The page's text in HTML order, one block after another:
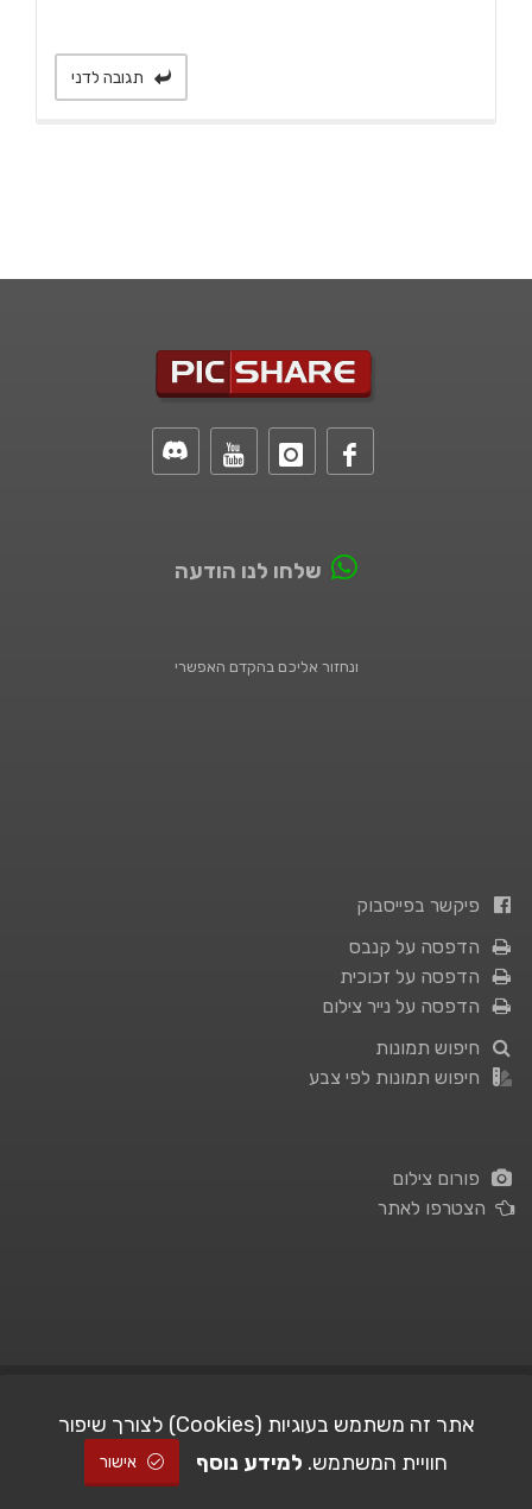
תגובה לדני
שלחו לנו הודעה
ונחזור אליכם בהקדם האפשרי
פיקשר בפייסבוק
הדפסה על קנבס
הדפסה על זכוכית
הדפסה על נייר צילום
חיפוש תמונות
חיפוש תמונות לפי צבע
פורום צילום
הצטרפו לאתר
© All Rights Reserved | STUDIO101| Picshare.co.il - כל הזכויות שמורות
אתר זה משתמש בעוגיות (Cookies) לצורך שיפור
חוויית המשתמש. למידע נוסף